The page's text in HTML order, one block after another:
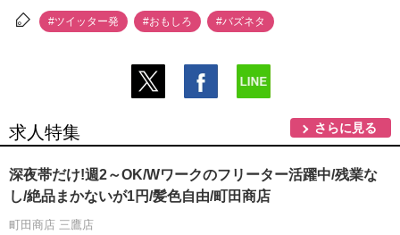
#ツイッター発 #おもしろ #バズネタ
求人特集 さらに見る
深夜帯だけ!週2～OK/Wワークのフリーター活躍中/残業な
し/絶品まかないが1円/髪色自由/町田商店
町田商店 三鷹店